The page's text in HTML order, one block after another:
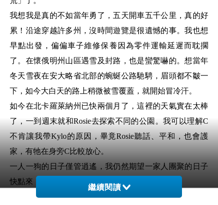
我想我是真的不如當年勇了，五天開車五千公里，真的好
累！沿途穿越許多州，沒時間遊覽是很遺憾的事。我也想
早點出發，偏偏車子維修保養因為零件運輸延遲而耽擱
了。在懷俄明州山區遇雪及封路，也是蠻驚嚇的。想當年
冬天雪夜在安大略省北部的蜿蜒公路馳騁，眉頭都不皺一
下，如今大白天的路上稍微被雪覆蓋，就開始冒冷汗。
如今在北卡羅萊納州已快兩個月了，這裡的天氣實在太棒
了，一到週末就和Rosie去探索不同的公園。我可以理解C
不肯讓我帶Kylo的原因，畢竟Rosie聽話、平和，也會護
家，有牠在身旁C比較放心。
一人一狗的日子僅管逍遙，我仍然期望一家人團聚的日子
快點來！
繼續閱讀